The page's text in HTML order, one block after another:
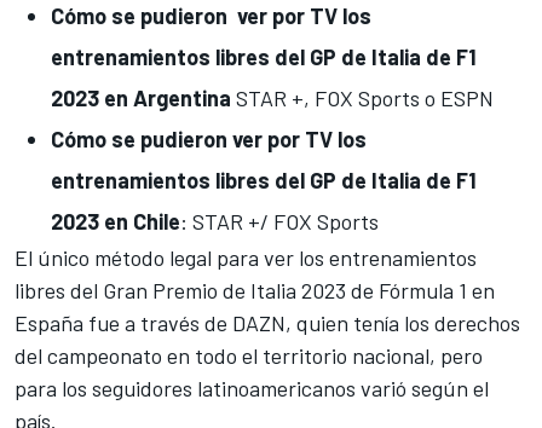
Cómo se pudieron ver por TV los
entrenamientos libres del GP de Italia de F1
2023 en Argentina STAR +, FOX Sports o ESPN
Cómo se pudieron ver por TV los
entrenamientos libres del GP de Italia de F1
2023 en Chile: STAR +/ FOX Sports
El único método legal para ver los entrenamientos
libres del Gran Premio de Italia 2023 de Fórmula 1 en
España fue a través de DAZN, quien tenía los derechos
del campeonato en todo el territorio nacional, pero
para los seguidores latinoamericanos varió según el
país.